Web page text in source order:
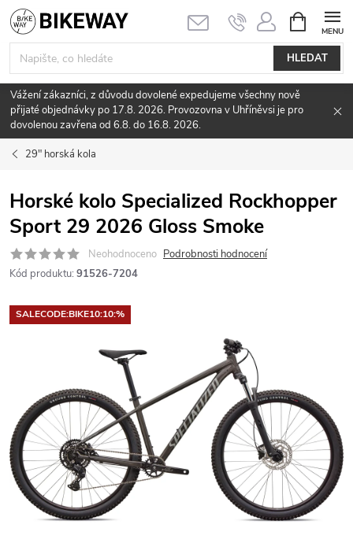
Přejít
na
obsah
HLEDAT
NÁKUPNÍ
KOŠÍK
Vážení zákazníci, z důvodu dovolené expedujeme všechny nově
přijaté objednávky po 17.8. 2026. Provozovna v Uhříněvsi je pro
dovolenou zavřena od 6.8. do 16.8. 2026.
29" horská kola
Horské kolo Specialized Rockhopper
Sport 29 2026 Gloss Smoke
Neohodnoceno Podrobnosti hodnocení
Kód produktu: 91526-7204
SALECODE:BIKE10:10:%